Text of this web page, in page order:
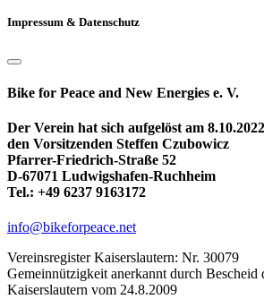
Impressum & Datenschutz
Bike for Peace and New Energies e. V.
Der Verein hat sich aufgelöst am
den Vorsitzenden Steffen Czubowicz
Pfarrer-Friedrich-Straße 52
D-67071 Ludwigshafen-Ruchheim
Tel.: +49 6237 9163172
info@bikeforpeace.net
Vereinsregister Kaiserslautern: Nr. 30079
Gemeinnützigkeit anerkannt durch Bescheid
Kaiserslautern vom 24.8.2009